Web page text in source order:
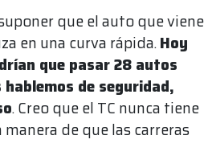
que el auto que viene
en una curva rápida.Hoy
que pasar 28 autos
de seguridad,
. Creo que el TC nunca tiene
de que las carreras